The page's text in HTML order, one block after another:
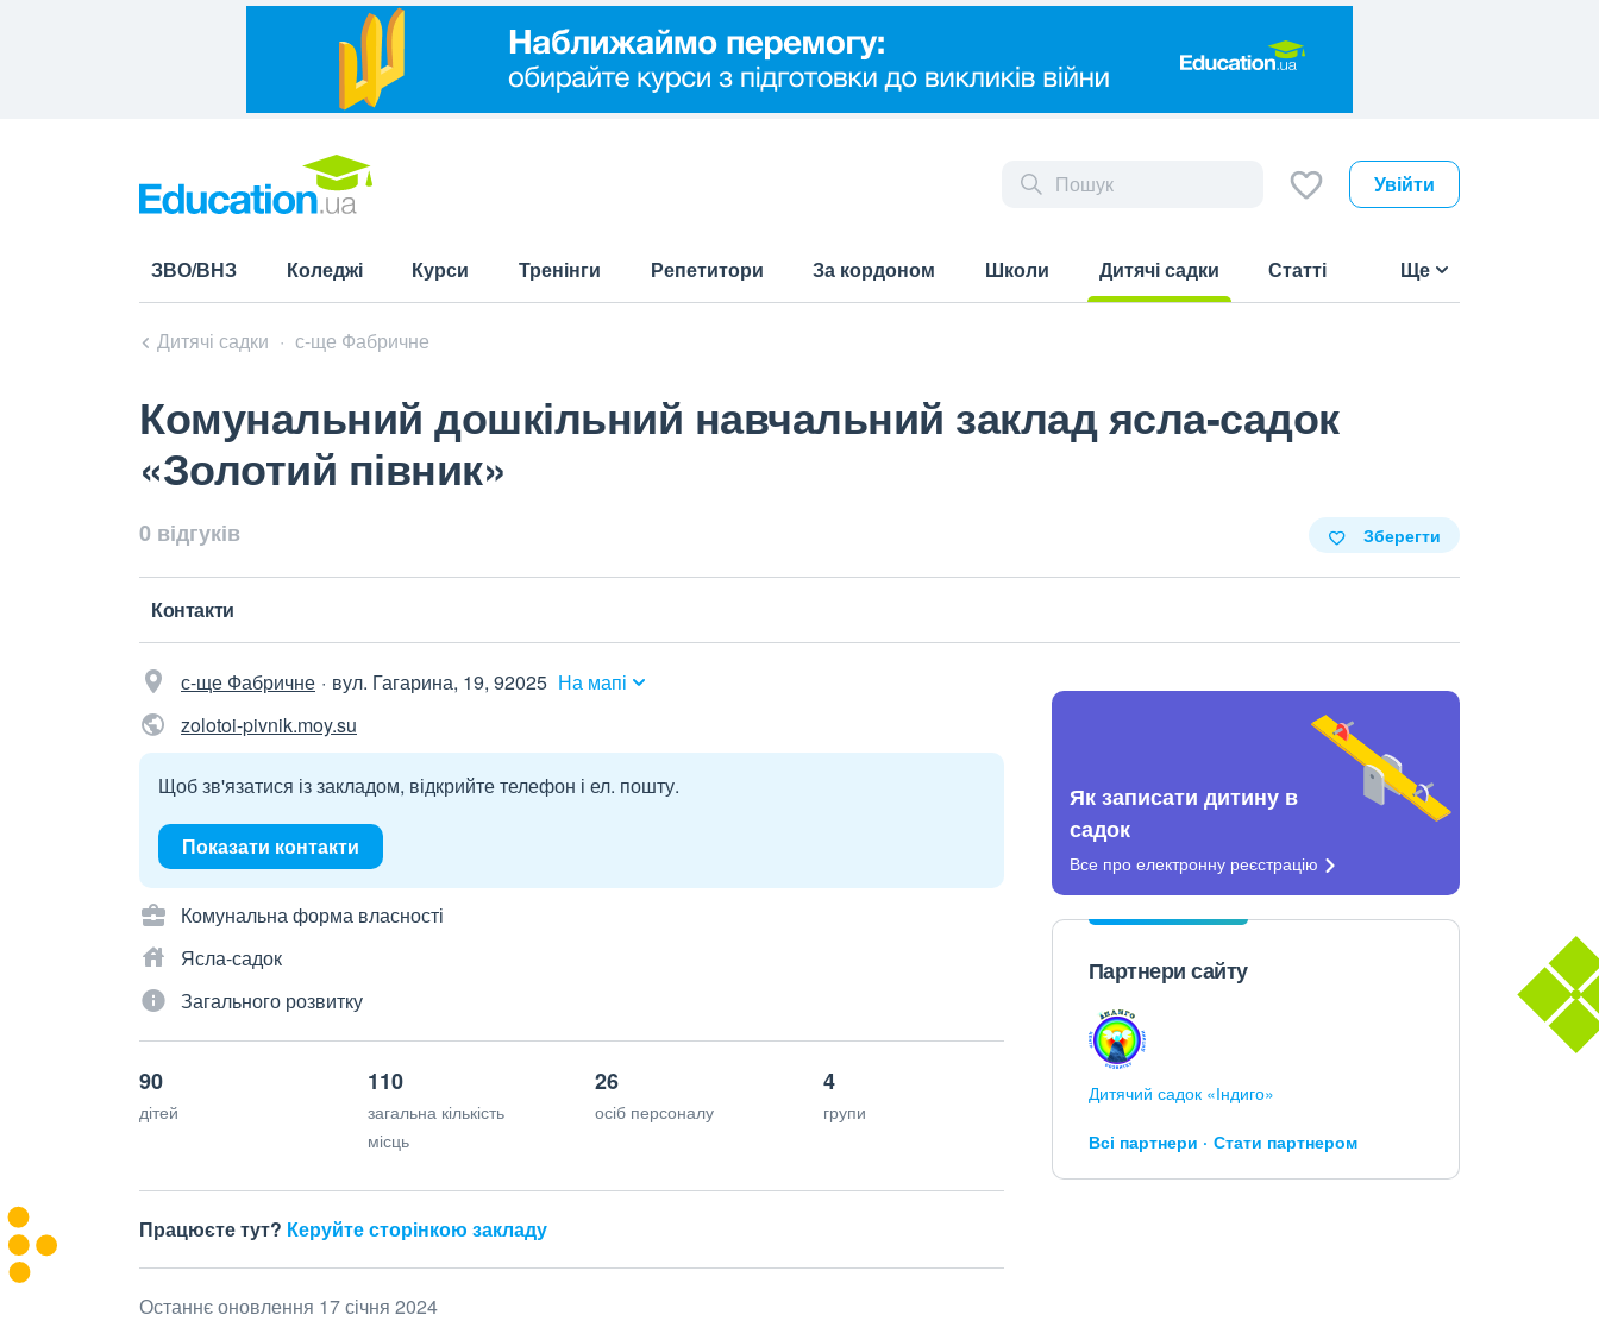
Увійти
ЗВО/ВНЗ Коледжі Курси Тренінги Репетитори За кордоном Школи
Дитячі садки
Статті Ще
Дитячі садки с-ще Фабричне
Комунальний дошкільний навчальний заклад ясла-садок
«Золотий півник»
0 відгуків Зберегти
Контакти
с-ще Фабричне вул. Гагарина, 19, 92025 На мапі
zolotoi-pivnik.moy.su
Щоб зв'язатися із закладом, відкрийте телефон і ел. пошту.
Показати контакти
Комунальна форма власності
Ясла-садок
Загального розвитку
90
дітей
110
загальна кількість
місць
26
осіб персоналу
4
групи
Працюєте тут? Керуйте сторінкою закладу
Останнє оновлення 17 січня 2024
Як записати дитину в
садок
Все про електронну реєстрацію
Партнери сайту
Дитячий садок «Індиго»
Всі партнери Стати партнером